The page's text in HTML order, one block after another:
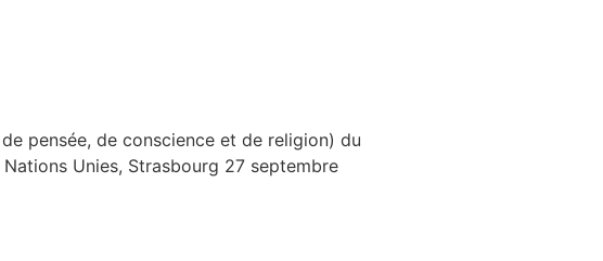
pensée, de conscience et de religion) du
Unies, Strasbourg 27 septembre